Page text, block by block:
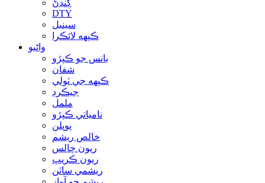
ڳنڍڻ
DTY
سينيل
ڪپهه لائڪرا
واڻيو
بانس جو ڪپڙو
شفان
ڪپهه جي ٽولي
جيڪرڊ
ململ
نامياتي ڪپڙو
پوپلن
خالص ريشم
ريون چالس
ريون ڪريپ
ريشمي ساٽن